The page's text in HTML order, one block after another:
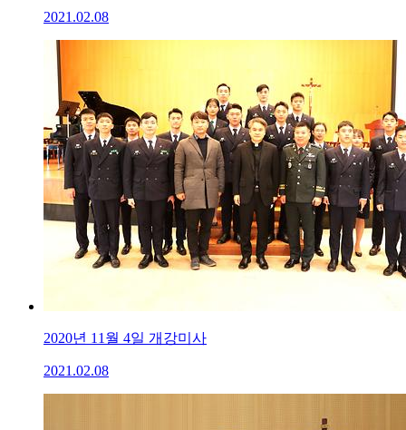
2021.02.08
2020년 11월 4일 개강미사
2021.02.08